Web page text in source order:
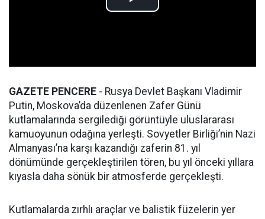
GAZETE PENCERE - Rusya Devlet Başkanı Vladimir
Putin, Moskova’da düzenlenen Zafer Günü
kutlamalarında sergilediği görüntüyle uluslararası
kamuoyunun odağına yerleşti. Sovyetler Birliği’nin Nazi
Almanyası’na karşı kazandığı zaferin 81. yıl
dönümünde gerçekleştirilen tören, bu yıl önceki yıllara
kıyasla daha sönük bir atmosferde gerçekleşti.
Kutlamalarda zırhlı araçlar ve balistik füzelerin yer